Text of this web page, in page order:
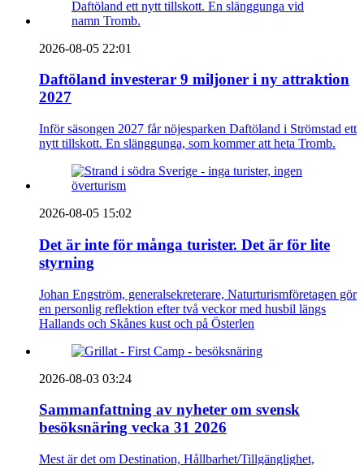
2026-08-05 22:01
Daftöland investerar 9 miljoner i ny attraktion
2027
Inför säsongen 2027 får nöjesparken Daftöland i Strömstad ett
nytt tillskott. En slänggunga, som kommer att heta Tromb.
2026-08-05 15:02
Det är inte för många turister. Det är för lite
styrning
Johan Engström, generalsekreterare, Naturturismföretagen gör
en personlig reflektion efter två veckor med husbil längs
Hallands och Skånes kust och på Österlen
2026-08-03 03:24
Sammanfattning av nyheter om svensk
besöksnäring vecka 31 2026
Mest är det om Destination, Hållbarhet/Tillgänglighet,